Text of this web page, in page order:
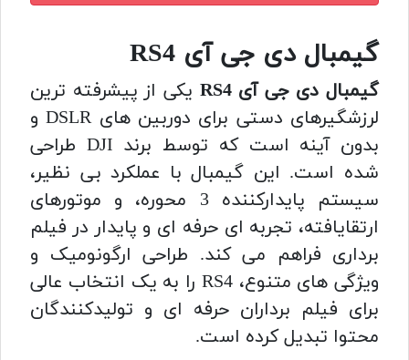
گیمبال دی جی آی RS4
گیمبال دی جی آی RS4
یکی از پیشرفته ترین
لرزشگیرهای دستی برای دوربین های DSLR و
بدون آینه است که توسط برند DJI طراحی
شده است. این گیمبال با عملکرد بی نظیر،
سیستم پایدارکننده 3 محوره، و موتورهای
ارتقایافته، تجربه ای حرفه ای و پایدار در فیلم
برداری فراهم می کند. طراحی ارگونومیک و
ویژگی های متنوع، RS4 را به یک انتخاب عالی
برای فیلم برداران حرفه ای و تولیدکنندگان
محتوا تبدیل کرده است.